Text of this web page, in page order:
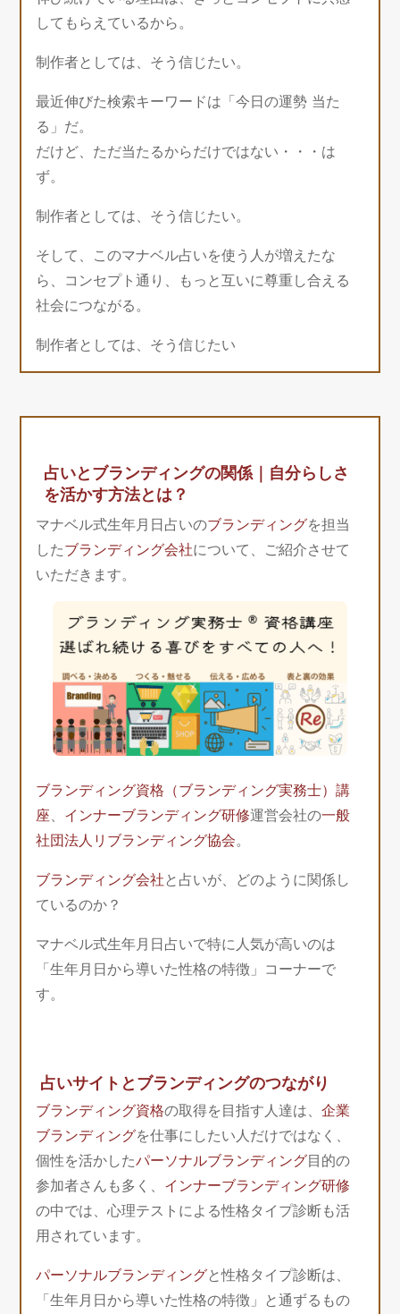
してもらえているから。
制作者としては、そう信じたい。
最近伸びた検索キーワードは「今日の運勢 当た
る」だ。
だけど、ただ当たるからだけではない・・・は
ず。
制作者としては、そう信じたい。
そして、このマナベル占いを使う人が増えたな
ら、コンセプト通り、もっと互いに尊重し合える
社会につながる。
制作者としては、そう信じたい
占いとブランディングの関係｜自分らしさ
を活かす方法とは？
マナベル式生年月日占いのブランディングを担当
したブランディング会社について、ご紹介させて
いただきます。
ブランディング資格（ブランディング実務士）講
座、 インナーブランディング研修運営会社の一般
社団法人リブランディング協会。
ブランディング会社 と占いが、どのように関係し
ているのか？
マナベル式生年月日占いで特に人気が高いのは
「生年月日から導いた性格の特徴」コーナーで
す。
占いサイトとブランディングのつながり
ブランディング資格の取得を目指す人達は、企業
ブランディングを仕事にしたい人だけではなく、
個性を活かしたパーソナルブランディング目的の
参加者さんも多く、 インナーブランディング研修
の中では、心理テストによる性格タイプ診断も活
用されています。
パーソナルブランディングと性格タイプ診断は、
「生年月日から導いた性格の特徴」と通ずるもの